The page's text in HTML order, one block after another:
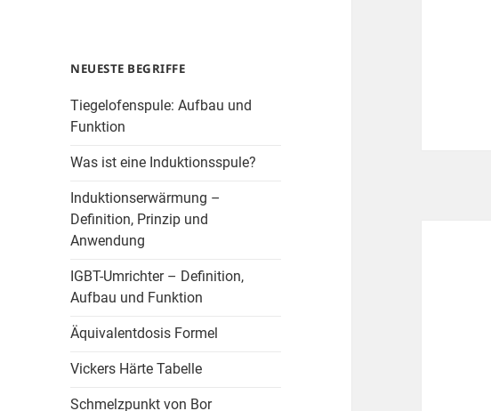
NEUESTE BEGRIFFE
Tiegelofenspule: Aufbau und
Funktion
Was ist eine Induktionsspule?
Induktionserwärmung –
Definition, Prinzip und
Anwendung
IGBT-Umrichter – Definition,
Aufbau und Funktion
Äquivalentdosis Formel
Vickers Härte Tabelle
Schmelzpunkt von Bor